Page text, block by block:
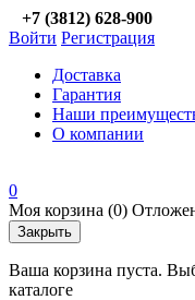
+7 (3812) 628-900
Войти Регистрация
Доставка
Гарантия
Наши
О компании
0
Моя корзина (0)
Закрыть
Ваша корзина пуста.
каталоге